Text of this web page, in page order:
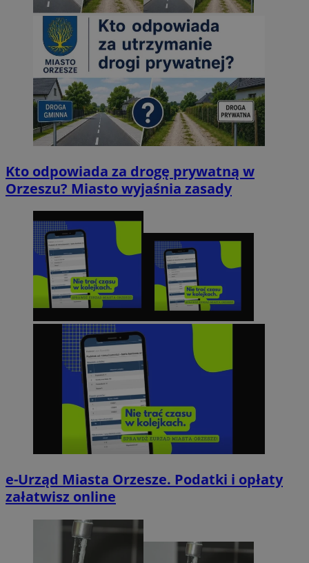
Kto odpowiada za drogę prywatną w
Orzeszu? Miasto wyjaśnia zasady
e-Urząd Miasta Orzesze. Podatki i opłaty
załatwisz online